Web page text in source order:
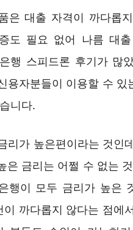
은 대출 자격이 까다롭
도 필요 없어 나름 대
행 스피드론 후기가 많
용자분들이 이용할 수 있
니다.
리가 높은편이라는 것인
은 금리는 어쩔 수 없는
행이 모두 금리가 높은
이 까다롭지 않다는 점에